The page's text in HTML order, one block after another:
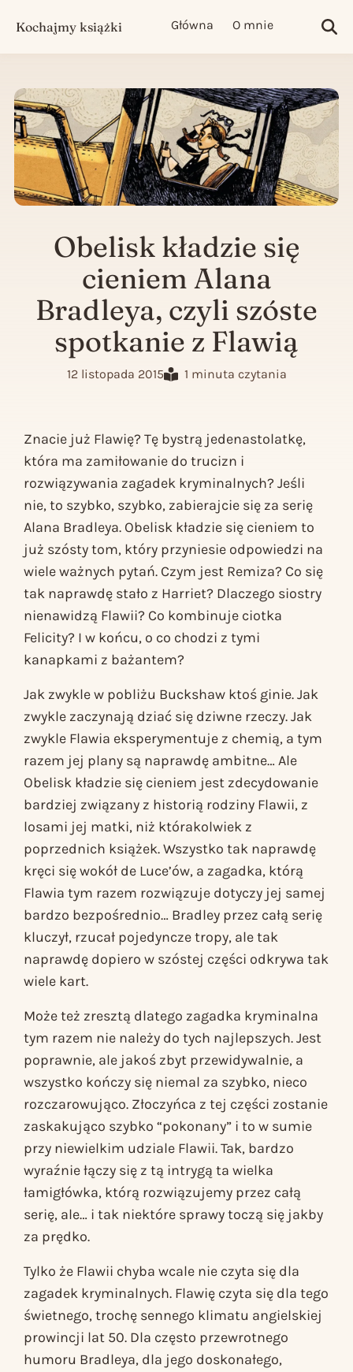
Kochajmy książki Główna O mnie
Obelisk kładzie się
cieniem Alana
Bradleya, czyli szóste
spotkanie z Flawią
12 listopada 2015 1 minuta czytania
Znacie już Flawię? Tę bystrą jedenastolatkę,
która ma zamiłowanie do trucizn i
rozwiązywania zagadek kryminalnych? Jeśli
nie, to szybko, szybko, zabierajcie się za serię
Alana Bradleya. Obelisk kładzie się cieniem to
już szósty tom, który przyniesie odpowiedzi na
wiele ważnych pytań. Czym jest Remiza? Co się
tak naprawdę stało z Harriet? Dlaczego siostry
nienawidzą Flawii? Co kombinuje ciotka
Felicity? I w końcu, o co chodzi z tymi
kanapkami z bażantem?
Jak zwykle w pobliżu Buckshaw ktoś ginie. Jak
zwykle zaczynają dziać się dziwne rzeczy. Jak
zwykle Flawia eksperymentuje z chemią, a tym
razem jej plany są naprawdę ambitne… Ale
Obelisk kładzie się cieniem jest zdecydowanie
bardziej związany z historią rodziny Flawii, z
losami jej matki, niż którakolwiek z
poprzednich książek. Wszystko tak naprawdę
kręci się wokół de Luce’ów, a zagadka, którą
Flawia tym razem rozwiązuje dotyczy jej samej
bardzo bezpośrednio… Bradley przez całą serię
kluczył, rzucał pojedyncze tropy, ale tak
naprawdę dopiero w szóstej części odkrywa tak
wiele kart.
Może też zresztą dlatego zagadka kryminalna
tym razem nie należy do tych najlepszych. Jest
poprawnie, ale jakoś zbyt przewidywalnie, a
wszystko kończy się niemal za szybko, nieco
rozczarowująco. Złoczyńca z tej części zostanie
zaskakująco szybko “pokonany” i to w sumie
przy niewielkim udziale Flawii. Tak, bardzo
wyraźnie łączy się z tą intrygą ta wielka
łamigłówka, którą rozwiązujemy przez całą
serię, ale… i tak niektóre sprawy toczą się jakby
za prędko.
Tylko że Flawii chyba wcale nie czyta się dla
zagadek kryminalnych. Flawię czyta się dla tego
świetnego, trochę sennego klimatu angielskiej
prowincji lat 50. Dla często przewrotnego
humoru Bradleya, dla jego doskonałego,